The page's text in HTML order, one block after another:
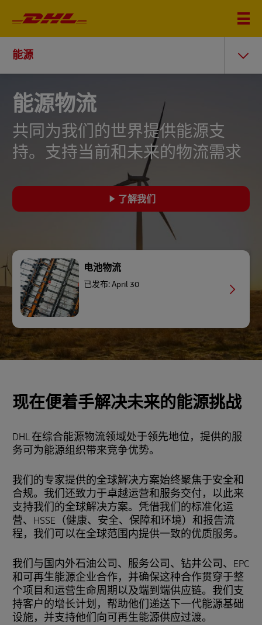
能源
能源物流
共同为我们的世界提供能源支
持。支持当前和未来的物流需求
了解我们
电池物流
已发布: April 30
现在便着手解决未来的能源挑战
DHL 在综合能源物流领域处于领先地位，提供的服
务可为能源组织带来竞争优势。
我们的专家提供的全球解决方案始终聚焦于安全和
合规。我们还致力于卓越运营和服务交付，以此来
支持我们的全球解决方案。凭借我们的标准化运
营、HSSE（健康、安全、保障和环境）和报告流
程，我们可以在全球范围内提供一致的优质服务。
我们与国内外石油公司、服务公司、钻井公司、EPC
和可再生能源企业合作，并确保这种合作贯穿于整
个项目和运营生命周期以及端到端供应链。我们支
持客户的增长计划，帮助他们递送下一代能源基础
设施，并支持他们向可再生能源供应过渡。